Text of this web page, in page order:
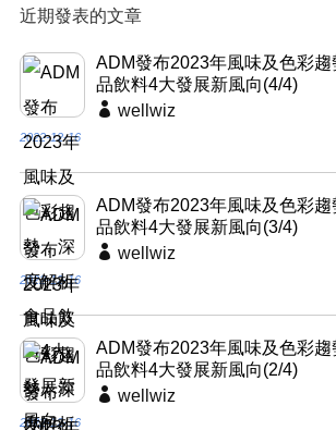
近期發表的文章
ADM發布2023年風味及色彩
品飲料4大發展新風向(4/4)
wellwiz
2022-12-16
ADM發布2023年風味及色彩
品飲料4大發展新風向(3/4)
wellwiz
2022-12-16
ADM發布2023年風味及色彩
品飲料4大發展新風向(2/4)
wellwiz
2022-12-16